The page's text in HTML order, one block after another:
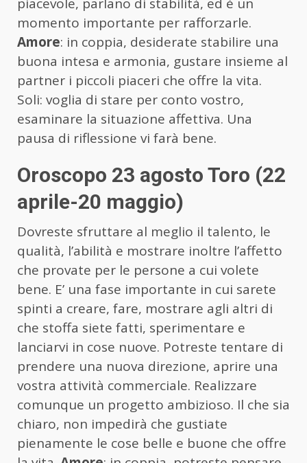
momento importante per rafforzarle.
Amore: in coppia, desiderate stabilire una
buona intesa e armonia, gustare insieme al
partner i piccoli piaceri che offre la vita.
Soli: voglia di stare per conto vostro,
esaminare la situazione affettiva. Una
pausa di riflessione vi farà bene.
Oroscopo 23 agosto Toro (22
aprile-20 maggio)
Dovreste sfruttare al meglio il talento, le
qualità, l’abilità e mostrare inoltre l’affetto
che provate per le persone a cui volete
bene. E’ una fase importante in cui sarete
spinti a creare, fare, mostrare agli altri di
che stoffa siete fatti, sperimentare e
lanciarvi in cose nuove. Potreste tentare di
prendere una nuova direzione, aprire una
vostra attività commerciale. Realizzare
comunque un progetto ambizioso. Il che sia
chiaro, non impedirà che gustiate
pienamente le cose belle e buone che offre